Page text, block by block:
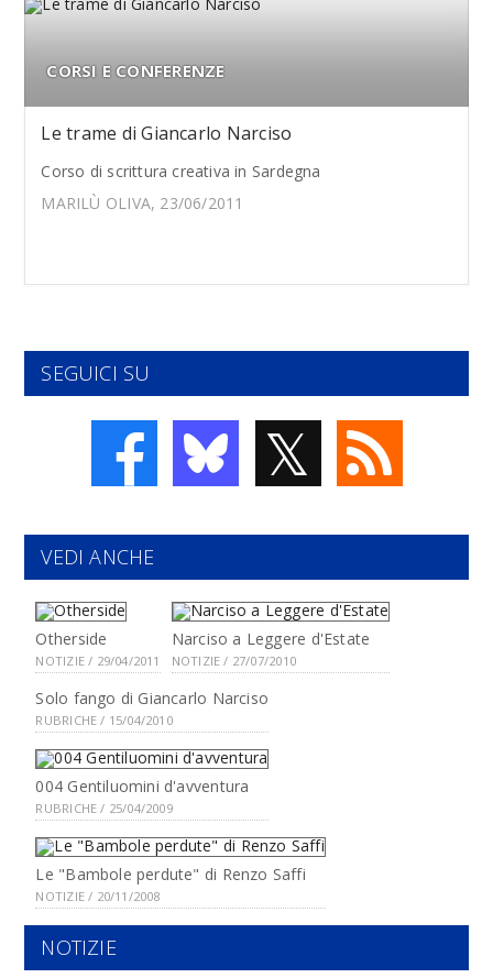
CORSI E CONFERENZE
Le trame di Giancarlo Narciso
Corso di scrittura creativa in Sardegna
MARILÙ OLIVA, 23/06/2011
SEGUICI SU
𝕏
VEDI ANCHE
Otherside
NOTIZIE / 29/04/2011
Narciso a Leggere d'Estate
NOTIZIE / 27/07/2010
Solo fango di Giancarlo Narciso
RUBRICHE / 15/04/2010
004 Gentiluomini d'avventura
RUBRICHE / 25/04/2009
Le "Bambole perdute" di Renzo Saffi
NOTIZIE / 20/11/2008
NOTIZIE